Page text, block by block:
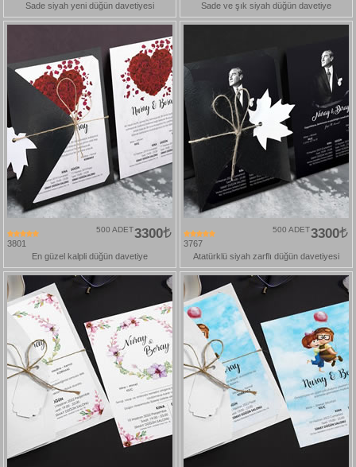
Sade siyah yeni düğün davetiyesi Sade ve şık siyah düğün davetiye
3801
3300
500 ADET
En güzel kalpli düğün davetiye
3767
3300
500 ADET
Atatürklü siyah zarflı düğün davetiyesi